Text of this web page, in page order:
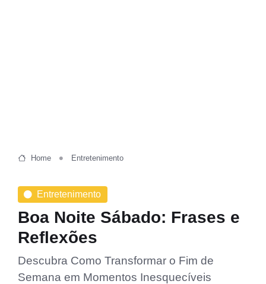
Home Entretenimento
Entretenimento
Boa Noite Sábado: Frases e
Reflexões
Descubra Como Transformar o Fim de
Semana em Momentos Inesquecíveis